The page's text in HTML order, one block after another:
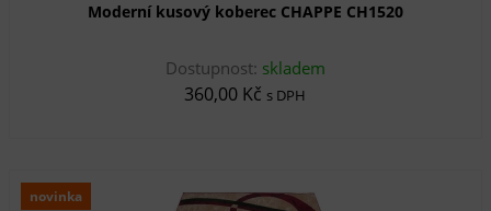
Moderní kusový koberec CHAPPE CH1520
Dostupnost: skladem
360,00 Kč s DPH
novinka